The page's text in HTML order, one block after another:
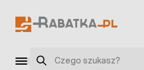
Szukaj